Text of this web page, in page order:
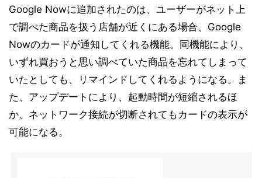
Google Nowに追加されたのは、ユーザーがネット上
で調べた商品を扱う店舗が近くにある場合、Google
Nowのカードが通知してくれる機能。同機能により、
いずれ買おうと思い調べていた商品を忘れてしまって
いたとしても、リマインドしてくれるようになる。ま
た、アップデートにより、起動時間が短縮されるほ
か、ネットワーク接続が切断されてもカードの表示が
可能になる。